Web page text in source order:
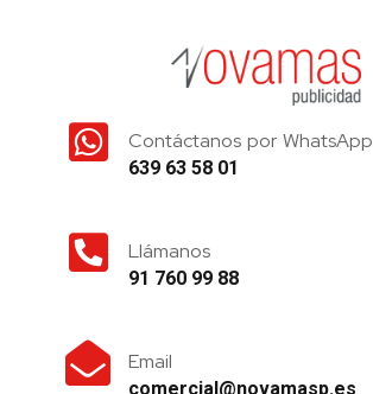
Contáctanos por WhatsApp
639 63 58 01
Llámanos
91 760 99 88
Email
comercial@novamasp.es